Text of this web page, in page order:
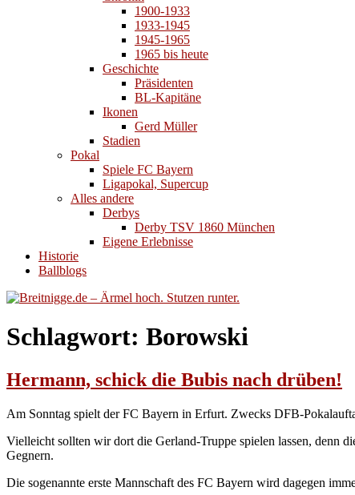
1900-1933
1933-1945
1945-1965
1965 bis heute
Geschichte
Präsidenten
BL-Kapitäne
Ikonen
Gerd Müller
Stadien
Pokal
Spiele FC Bayern
Ligapokal, Supercup
Alles andere
Derbys
Derby TSV 1860 München
Eigene Erlebnisse
Historie
Ballblogs
Schlagwort: Borowski
Hermann, schick die Bubis nach drüben!
Am Sonntag spielt der FC Bayern in Erfurt. Zwecks DFB-
Vielleicht sollten wir dort die Gerland-Truppe spielen lassen, denn
Gegnern.
Die sogenannte erste Mannschaft des FC Bayern wird dagegen